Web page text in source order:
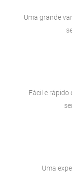
Uma grande
Fácil e rápido
Uma